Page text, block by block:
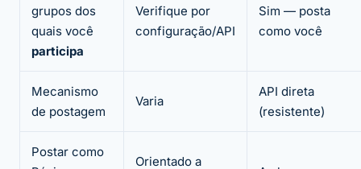
grupos dos
quais você
participa
Verifique por
configuração/API
Sim — posta
como você
Mecanismo
de postagem
Varia
API direta
(resistente)
Postar como
Orientado a